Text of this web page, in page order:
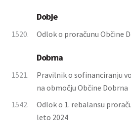
Dobje
1520. Odlok o proračunu Občine
Dobrna
1521.
Pravilnik o sofinanciranju
na območju Občine Dobrna
1542.
Odlok o 1. rebalansu
leto 2024